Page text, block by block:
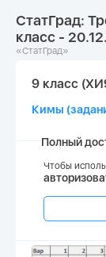
СтатГрад:
класс -
«СтатГрад»
9 класс
Кимы
Полный
Чтобы